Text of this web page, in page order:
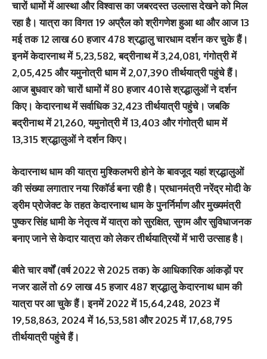
चारों धामों में आस्था और विश्वास का जबरदस्त उल्लास देखने को मिल
रहा है। यात्रा का विगत 19 अप्रैल को श्रीगणेश हुआ था और आज 13
मई तक 12 लाख 60 हजार 478 श्रद्धालु चारधाम दर्शन कर चुके हैं।
इनमें केदारनाथ में 5,23,582, बद्रीनाथ में 3,24,081, गंगोत्री में
2,05,425 और यमुनोत्री धाम में 2,07,390 तीर्थयात्री पहुंचे हैं।
आज बुधवार को चारों धामों में 80 हजार 401से श्रद्धालुओं ने दर्शन
किए। केदारनाथ में सर्वाधिक 32,423 तीर्थयात्री पहुंचे। जबकि
बद्रीनाथ में 21,260, यमुनोत्री में 13,403 और गंगोत्री धाम में
13,315 श्रद्धालुओं ने दर्शन किए।
केदारनाथ धाम की यात्रा मुश्किलभरी होने के बावजूद यहां श्रद्धालुओं
की संख्या लगातार नया रिकॉर्ड बना रही है। प्रधानमंत्री नरेंद्र मोदी के
ड्रीम प्रोजेक्ट के तहत केदारनाथ धाम के पुनर्निर्माण और मुख्यमंत्री
पुष्कर सिंह धामी के नेतृत्व में यात्रा को सुरक्षित, सुगम और सुविधाजनक
बनाए जाने से केदार यात्रा को लेकर तीर्थयात्रियों में भारी उत्साह है।
बीते चार वर्षों (वर्ष 2022 से 2025 तक) के आधिकारिक आंकड़ों पर
नजर डालें तो 69 लाख 45 हजार 487 श्रद्धालु केदारनाथ धाम की
यात्रा पर आ चुके हैं। इनमें 2022 में 15,64,248, 2023 में
19,58,863, 2024 में 16,53,581 और 2025 में 17,68,795
तीर्थयात्री पहुंचे हैं।